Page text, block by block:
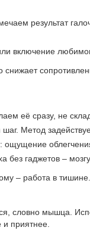
результат
включение
её сразу, не
Метод
ощущение
гаджетов –
– работа в
словно мышца.
и приятнее.